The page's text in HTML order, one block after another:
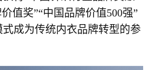
值奖”“中国品牌价值500强”
成为传统内衣品牌转型的参